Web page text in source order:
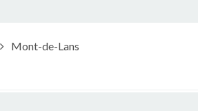
Mont-de-Lans